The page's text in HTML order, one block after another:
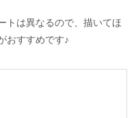
トは異なるので、描いてほ
おすすめです♪